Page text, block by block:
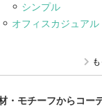
シンプル
オフィスカジュアル
・モチーフからコー